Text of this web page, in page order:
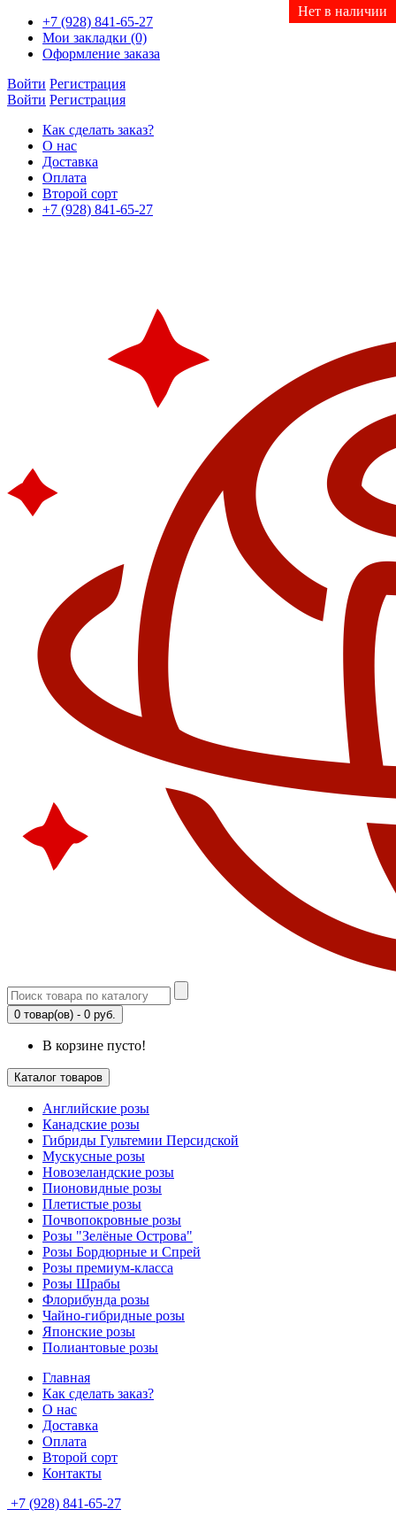
+7 (928) 841-65-27
Мои закладки (0)
Оформление заказа
Войти Регистрация
Войти Регистрация
Как сделать заказ?
О нас
Доставка
Оплата
Второй сорт
+7 (928) 841-65-27
0 товар(ов) - 0 руб.
В корзине пусто!
Каталог товаров
Английские розы
Канадские розы
Гибриды Гультемии Персидской
Мускусные розы
Новозеландские розы
Пионовидные розы
Плетистые розы
Почвопокровные розы
Розы "Зелёные Острова"
Розы Бордюрные и Спрей
Розы премиум-класса
Розы Шрабы
Флорибунда розы
Чайно-гибридные розы
Японские розы
Полиантовые розы
Главная
Как сделать заказ?
О нас
Доставка
Оплата
Второй сорт
Контакты
+7 (928) 841-65-27
Нет в наличии
Нет в наличии